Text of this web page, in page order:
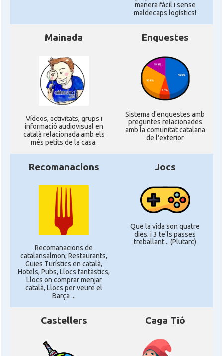
manera fàcil i sense
maldecaps logí­stics!
Mainada
Ví­deos, activitats, grups i
informació audiovisual en
català relacionada amb els
més petits de la casa.
Enquestes
Sistema d'enquestes amb
preguntes relacionades
amb la comunitat catalana
de l'exterior
Recomanacions
Recomanacions de
catalansalmon; Restaurants,
Guies Turístics en català,
Hotels, Pubs, Llocs fantàstics,
Llocs on comprar menjar
català, Llocs per veure el
Barça ...
Jocs
Que la vida son quatre
dies, i 3 te'ls passes
treballant... (Plutarc)
Castellers Caga Tió